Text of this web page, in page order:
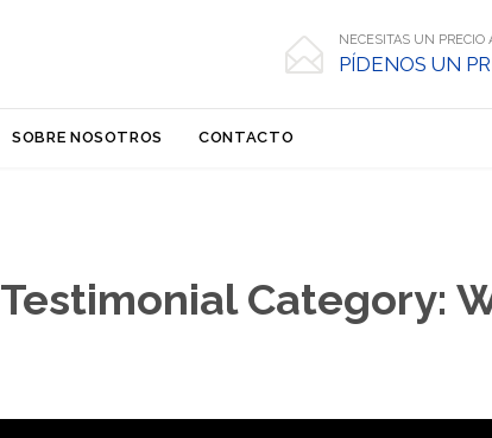
 NECESITAS UN PRECIO
PÍDENOS UN
SOBRE NOSOTROS CONTACTO
Testimonial Category: